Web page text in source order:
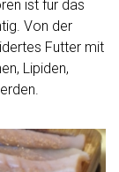
ist für das
Von der
Futter mit
Lipiden,